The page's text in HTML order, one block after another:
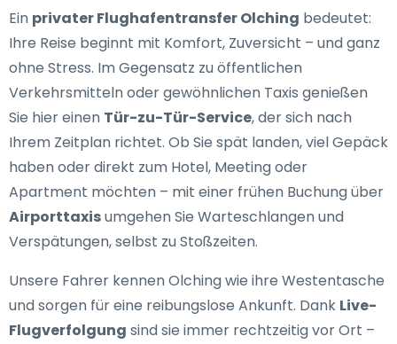
Ein privater Flughafentransfer Olching bedeutet:
Ihre Reise beginnt mit Komfort, Zuversicht – und ganz
ohne Stress. Im Gegensatz zu öffentlichen
Verkehrsmitteln oder gewöhnlichen Taxis genießen
Sie hier einen Tür-zu-Tür-Service, der sich nach
Ihrem Zeitplan richtet. Ob Sie spät landen, viel Gepäck
haben oder direkt zum Hotel, Meeting oder
Apartment möchten – mit einer frühen Buchung über
Airporttaxisumgehen Sie Warteschlangen und
Verspätungen, selbst zu Stoßzeiten.
Unsere Fahrer kennen Olching wie ihre Westentasche
und sorgen für eine reibungslose Ankunft. Dank Live-
Flugverfolgung sind sie immer rechtzeitig vor Ort –